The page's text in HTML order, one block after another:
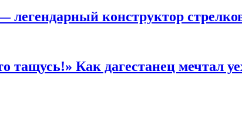
легендарный конструктор
тащусь!» Как дагестанец мечтал